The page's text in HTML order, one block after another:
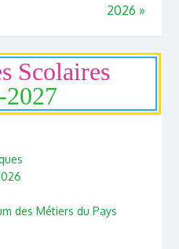
2026 »
Scolaires
2027
des Métiers du Pays